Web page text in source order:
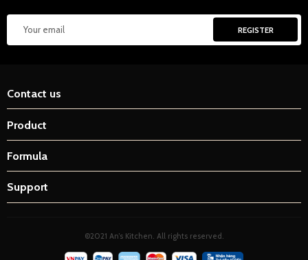
Contact us
Product
Formula
Support
©2021 An’s Kitchen. All rights reserved.